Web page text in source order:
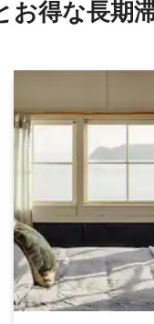
お⁠得⁠な長⁠期⁠